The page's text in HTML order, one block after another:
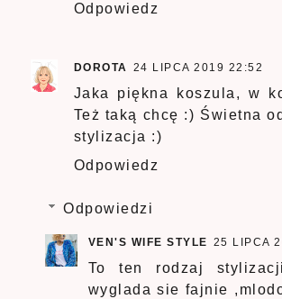
Odpowiedz
DOROTA 24 LIPCA 2019 22:52
Jaka piękna koszula, w
Też taką chcę :) Świetna
stylizacja :)
Odpowiedz
Odpowiedzi
VEN'S WIFE STYLE 25 LIPCA
To ten rodzaj
wyglada sie fajnie